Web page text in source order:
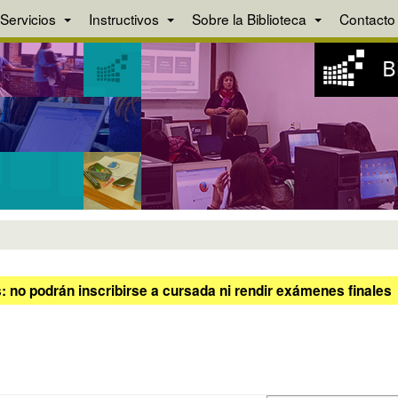
Servicios Instructivos Sobre la Biblioteca Contacto
podrán inscribirse a cursada ni rendir exámenes finales